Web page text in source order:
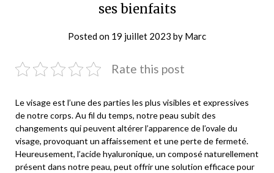
ses bienfaits
Posted on 19 juillet 2023 by Marc
Rate this post
Le visage est l’une des parties les plus visibles et expressives
de notre corps. Au fil du temps, notre peau subit des
changements qui peuvent altérer l’apparence de l’ovale du
visage, provoquant un affaissement et une perte de fermeté.
Heureusement, l’acide hyaluronique, un composé naturellement
présent dans notre peau, peut offrir une solution efficace pour